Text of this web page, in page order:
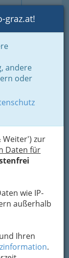
Toggle
graz.at!
andere
oder
Weiter') zur
Daten für
wie IP-
außerhalb
Ihren
.